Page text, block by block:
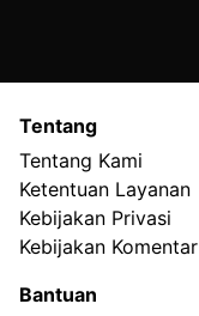
Tentang
Tentang Kami
Ketentuan Layanan
Kebijakan Privasi
Kebijakan Komentar
Bantuan